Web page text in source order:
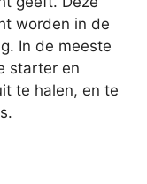
worden in de
In de meeste
starter en
te halen, en te